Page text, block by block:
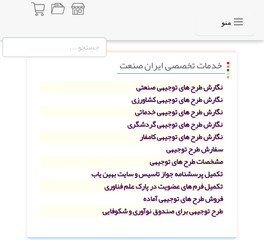
منو
خدمات تخصصی ایران صنعت
نگارش طرح های توجیهی صنعتی
نگارش طرح های توجیهی کشاورزی
نگارش طرح های توجیهی خدماتی
نگارش طرح های توجیهی گردشگری
نگارش طرح های توجیهی کامفار
سفارش طرح توجیهی
مشخصات طرح های توجیهی
تکمیل پرسشنامه جواز تاسیس و سایت بهین یاب
تکمیل فرم های عضویت در پارک علم فناوری
فروش طرح های توجیهی آماده
طرح توجیهی برای صندوق نوآوری و شکوفایی